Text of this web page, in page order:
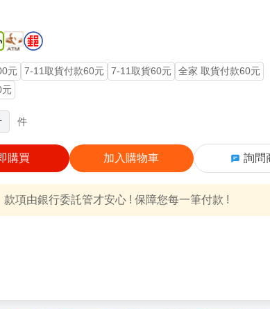
元 7-11取貨付款60元 7-11取貨60元
全家 取貨付款60元
元
件
購買 加入購物車 詢問
款項由銀行委託管才安心 ! 保障您每一筆付款 !